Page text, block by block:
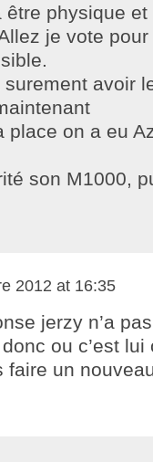
physique et
je vote
avoir
place on a eu
son M1000,
2012 at 16:35
jerzy n’a
ou c’est lui
faire un